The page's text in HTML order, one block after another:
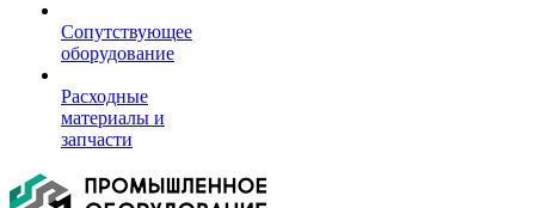
Сопутствующее
оборудование
Расходные
материалы и
запчасти